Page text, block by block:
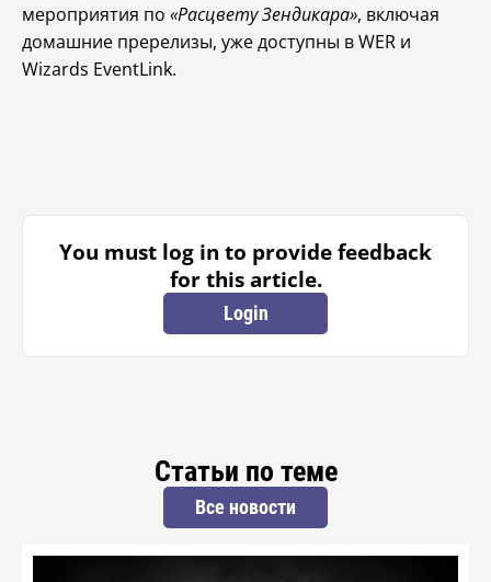
мероприятия по «Расцвету Зендикара», включая
домашние пререлизы, уже доступны в WER и
Wizards EventLink.
You must log in to provide feedback
for this article.
Login
Статьи по теме
Все новости